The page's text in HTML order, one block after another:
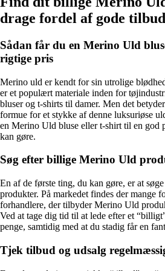
drage fordel af gode tilbud
Sådan får du en Merino Uld
rigtige pris
Merino uld er kendt for sin utrolige
er et populært materiale inden for
bluser og t-shirts til damer. Men det
formue for et stykke af denne luksuriøse
en Merino Uld bluse eller t-shirt til en god
kan gøre.
Søg efter billige Merino Uld
En af de første ting, du kan gøre, er at
produkter. På markedet findes der mange
forhandlere, der tilbyder Merino Uld
Ved at tage dig tid til at lede efter et
penge, samtidig med at du stadig får en
Tjek tilbud og udsalg